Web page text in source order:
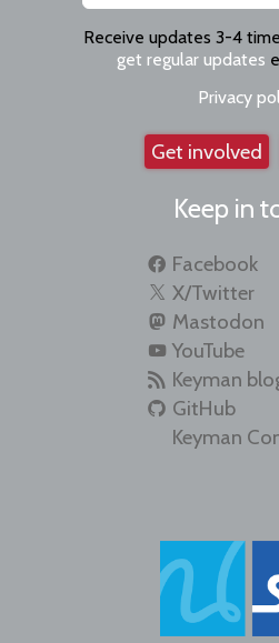
Receive updates 3-4
get regular updates
Privacy
Get involved
Keep in
Facebook
X/Twitter
Mastodon
YouTube
Keyman
GitHub
Keyman